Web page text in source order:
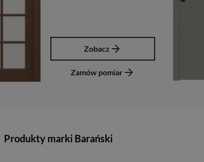
Zobacz
Zamów pomiar
Produkty marki Barański